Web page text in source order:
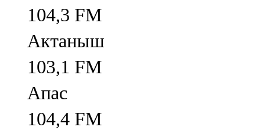
104,3 FM
Актаныш
103,1 FM
Апас
104,4 FM